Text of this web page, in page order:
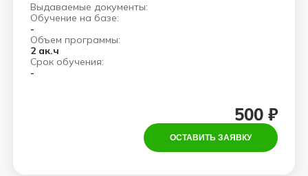
Выдаваемые документы:
Обучение на базе:
-
Объем программы:
2 ак.ч
Срок обучения:
-
500 ₽
ОСТАВИТЬ ЗАЯВКУ